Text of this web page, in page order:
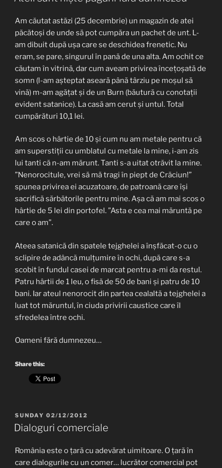
Am căutat astăzi (25 decembrie) un magazin de atei
păcătoși de unde să pot cumpăra un pachet de unt. L-
am dibuit după ușa care se deschidea frenetic. Nu
eram, se pare, singurul în pană de una alta. Am ochit ce
căutam în vitrină, dar cum aveam privirea încețoșată de
somn (l-am așteptat aseară până târziu pe moșul să
vină) m-am agățat și de un Burn (băutură cu conotații
evident satanice). La casă am cerut și untul. Total
cumpărături 10,1 lei.
Am scos o hârtie de 10 și cum nu am metale pentru că
am superstiții cu umblatul cu metale la mine, i-am zis
lui tanti că n-am mărunt. Tanti s-a uitat otrăvit la mine.
”Nenorocitule, vrei să mă tragi în piept de Crăciun!”
spunea privirea ei acuzatoare, de patroană care își
sacrifică sărbătorile pentru mine. Așa că am mai scos o
hârtie de 5 lei din portofel. ”Asta e cea mai măruntă pe
care o am”.
Ateea satanică din spatele tejghelei a înșfăcat-o cu o
sclipire de adâncă mulțumire în ochi, după care s-a
scobit în fundul casei de marcat pentru a-mi da restul.
Patru hârtii de 1 leu, o fisă de 50 de bani și patru de 10
bani. Iar ateul nenorocit din partea cealaltă a tejghelei a
luat tot măruntul, în ciuda privirii caustice care îl
sfredelea între ochi.
Oameni fără dumnezeu…
Share this:
POSTED
ON
SUNDAY 02/12/2012
Dialoguri comerciale
România este o țară cu adevărat uimitoare. O țară în
care dialogurile cu un comer… lucrător comercial pot